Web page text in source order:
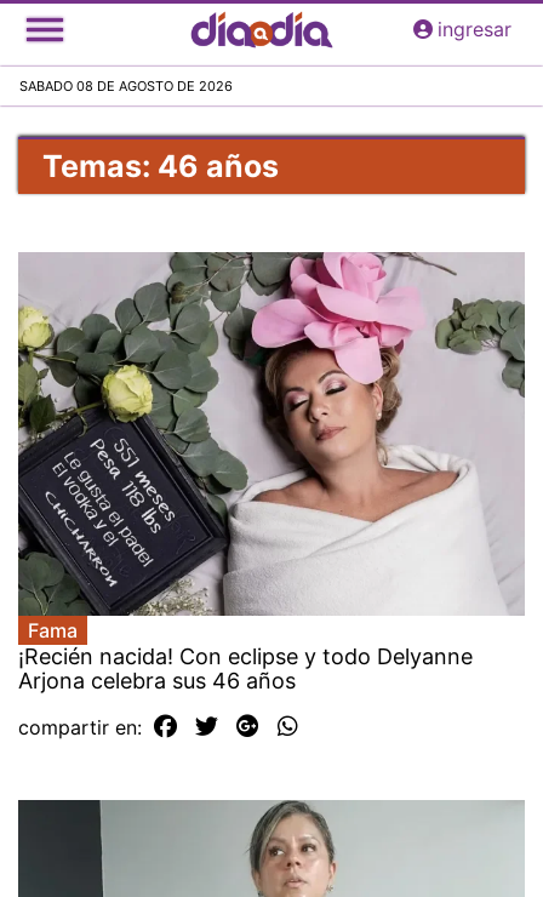
Pasar
al
principal
ingresar
SABADO 08 DE AGOSTO DE 2026
Temas: 46 años
Fama
¡Recién nacida! Con eclipse y todo Delyanne
Arjona celebra sus 46 años
compartir en: